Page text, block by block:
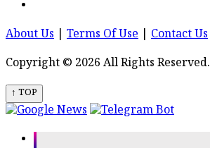
About Us Terms Of Use Contact Us
Copyright © 2026 All Rights Reserved.
↑ TOP